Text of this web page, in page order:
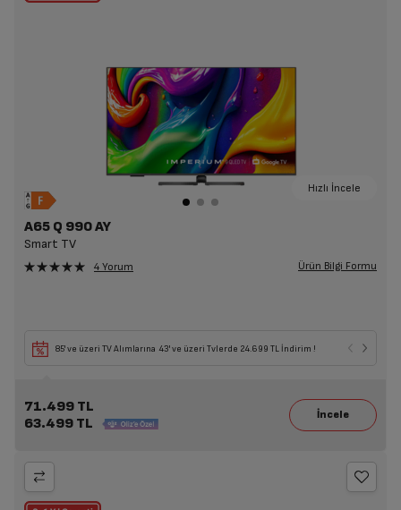
Hızlı İncele
A65 Q 990 AY
Smart TV
4 Yorum Ürün Bilgi Formu
85' ve üzeri TV Alımlarına 43' ve üzeri Tvlerde 24.699 TL İndirim !
71.499 TL
63.499 TL